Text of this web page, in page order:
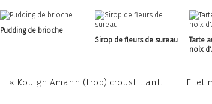
Pudding de brioche
Sirop de fleurs de sureau
Tarte
noix
« Kouign Amann (trop) croustillant... Filet